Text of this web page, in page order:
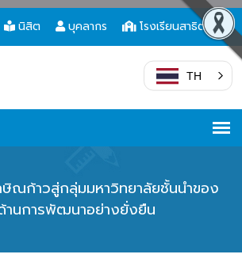
นิสิต บุคลากร โรงเรียนสาธิต
TH
ณก้าวสู่กลุ่มมหาวิทยาลัยชั้นนำของ
านการพัฒนาอย่างยั่งยืน